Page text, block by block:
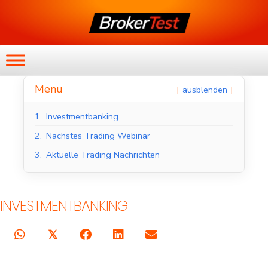
Menu ausblenden
1. Investmentbanking
2. Nächstes Trading Webinar
3. Aktuelle Trading Nachrichten
INVESTMENTBANKING
𝕏